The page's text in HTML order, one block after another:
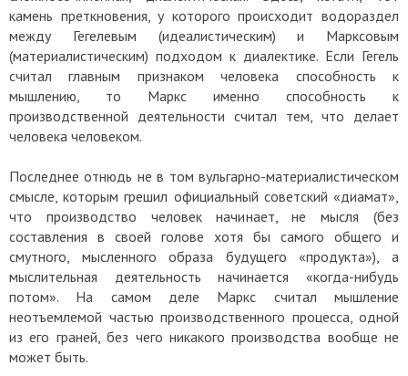
камень преткновения, у которого происходит водораздел
между Гегелевым (идеалистическим) и Марксовым
(материалистическим) подходом к диалектике. Если Гегель
считал главным признаком человека способность к
мышлению, то Маркс именно способность к
производственной деятельности считал тем, что делает
человека человеком.
Последнее отнюдь не в том вульгарно-материалистическом
смысле, которым грешил официальный советский «диамат»,
что производство человек начинает, не мысля (без
составления в своей голове хотя бы самого общего и
смутного, мысленного образа будущего «продукта»), а
мыслительная деятельность начинается «когда-нибудь
потом». На самом деле Маркс считал мышление
неотъемлемой частью производственного процесса, одной
из его граней, без чего никакого производства вообще не
может быть.